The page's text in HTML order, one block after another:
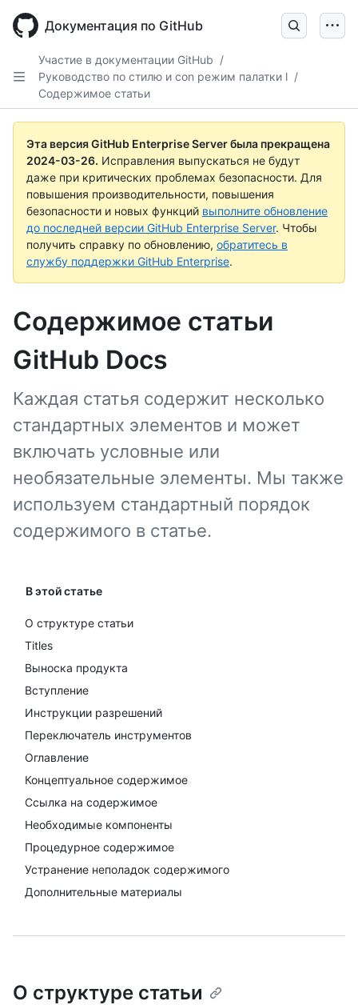
main
content
Документация по GitHub
Участие в документации GitHub /
Руководство по стилю и con режим палатки l /
Содержимое статьи
Эта версия GitHub Enterprise Server была прекращена
2024-03-26. Исправления выпускаться не будут
даже при критических проблемах безопасности. Для
повышения производительности, повышения
безопасности и новых функций выполните обновление
до последней версии GitHub Enterprise Server. Чтобы
получить справку по обновлению, обратитесь в
службу поддержки GitHub Enterprise.
Содержимое статьи
GitHub Docs
Каждая статья содержит несколько
стандартных элементов и может
включать условные или
необязательные элементы. Мы также
используем стандартный порядок
содержимого в статье.
В этой статье
О структуре статьи
Titles
Выноска продукта
Вступление
Инструкции разрешений
Переключатель инструментов
Оглавление
Концептуальное содержимое
Ссылка на содержимое
Необходимые компоненты
Процедурное содержимое
Устранение неполадок содержимого
Дополнительные материалы
О структуре статьи